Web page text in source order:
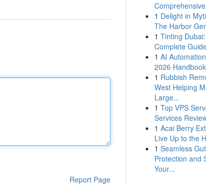
Report Page
1 Delight in
The Harbor
1 Tinting
Complete
1 AI
2026 Handbook
1 Rubbish
West Helping
Large...
1 Top VPS
Services
1 Acai Berry
Live Up to the
1 Seamless
Protection and
Your...